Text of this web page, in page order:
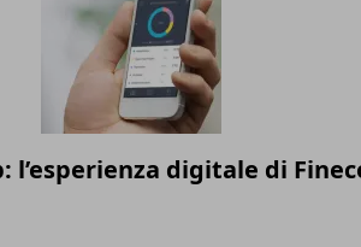
l’esperienza digitale di